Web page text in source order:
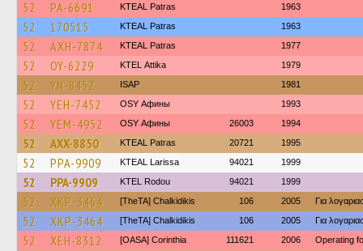
52 PA-6691 KTEAL Patras 1963
52 170515 KTEAL Patras 1963
52 AXH-7874 KTEAL Patras 1977
52 OY-6229 KΤΕL Αttika 1979
52 YN-8452 ISAP 1981
52 YEH-7452 OSY Афины 1993
52 YEM-4952 OSY Афины 26003 1994
52 AXX-8850 KTEAL Patras 20721 1995
52 PPA-9909 KTEAL Larissa 94021 1999
52 PPA-9909 ΚΤΕL Rodou 94021 1999
52 XKP-3464 [TheTA] Chalkidikis 106 2005 Για
52 XKP-3464 [TheTA] Chalkidikis 106 2005 Για
52 XEH-8312 [OASA] Corinthia 111621 2006 Operating